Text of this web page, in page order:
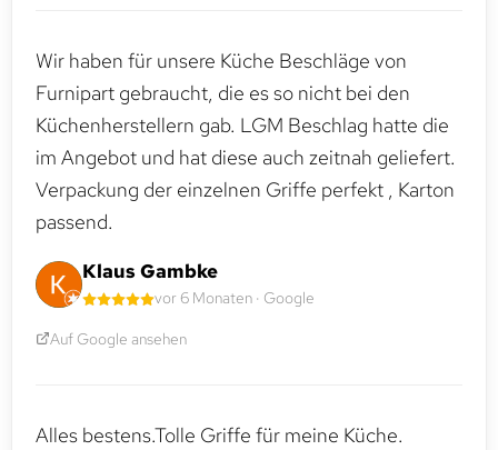
Wir haben für unsere Küche Beschläge von
Furnipart gebraucht, die es so nicht bei den
Küchenherstellern gab. LGM Beschlag hatte die
im Angebot und hat diese auch zeitnah geliefert.
Verpackung der einzelnen Griffe perfekt , Karton
passend.
Klaus Gambke
vor 6 Monaten · Google
Auf Google ansehen
Alles bestens.Tolle Griffe für meine Küche.